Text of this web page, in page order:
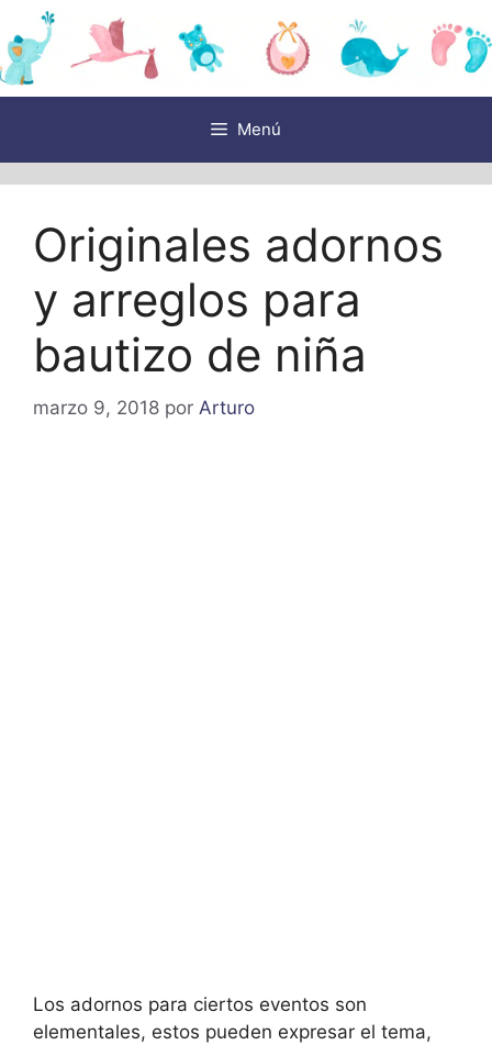
Saltar
al
contenido
Menú
Originales adornos
y arreglos para
bautizo de niña
marzo 9, 2018 por Arturo
Los adornos para ciertos eventos son
elementales, estos pueden expresar el tema,